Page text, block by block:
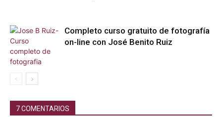
Completo curso gratuito de fotografía
on-line con José Benito Ruiz
7 COMENTARIOS